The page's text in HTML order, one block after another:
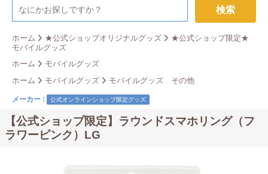
検索
ホーム ★公式ショップオリジナルグッズ
★公式ショップ限定★
モバイルグッズ
ホーム
モバイルグッズ
ホーム
モバイルグッズ モバイルグッズ その他
メーカー : 公式オンラインショップ限定グッズ
【公式ショップ限定】ラウンドスマホリング（フ
ラワーピンク）LG